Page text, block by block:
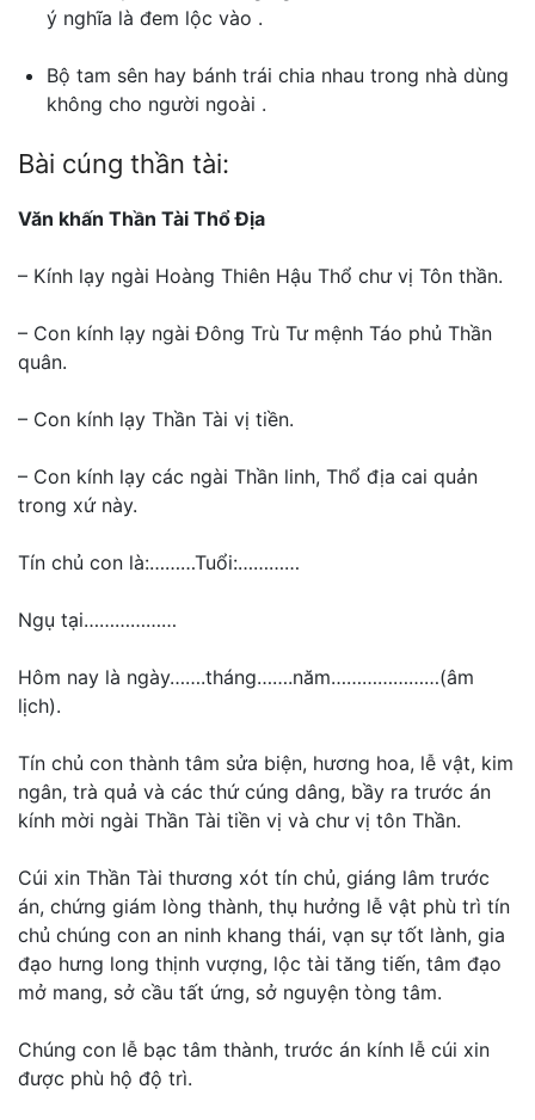
ý nghĩa là đem lộc vào .
Bộ tam sên hay bánh trái chia nhau trong nhà dùng
không cho người ngoài .
Bài cúng thần tài:
Văn khấn Thần Tài Thổ Địa
– Kính lạy ngài Hoàng Thiên Hậu Thổ chư vị Tôn thần.
– Con kính lạy ngài Đông Trù Tư mệnh Táo phủ Thần
quân.
– Con kính lạy Thần Tài vị tiền.
– Con kính lạy các ngài Thần linh, Thổ địa cai quản
trong xứ này.
Tín chủ con là:………Tuổi:…………
Ngụ tại………………
Hôm nay là ngày…….tháng…….năm…………………(âm
lịch).
Tín chủ con thành tâm sửa biện, hương hoa, lễ vật, kim
ngân, trà quả và các thứ cúng dâng, bầy ra trước án
kính mời ngài Thần Tài tiền vị và chư vị tôn Thần.
Cúi xin Thần Tài thương xót tín chủ, giáng lâm trước
án, chứng giám lòng thành, thụ hưởng lễ vật phù trì tín
chủ chúng con an ninh khang thái, vạn sự tốt lành, gia
đạo hưng long thịnh vượng, lộc tài tăng tiến, tâm đạo
mở mang, sở cầu tất ứng, sở nguyện tòng tâm.
Chúng con lễ bạc tâm thành, trước án kính lễ cúi xin
được phù hộ độ trì.